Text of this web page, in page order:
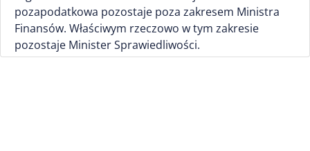
pozapodatkowa pozostaje poza zakresem Ministra
Finansów. Właściwym rzeczowo w tym zakresie
pozostaje Minister Sprawiedliwości.